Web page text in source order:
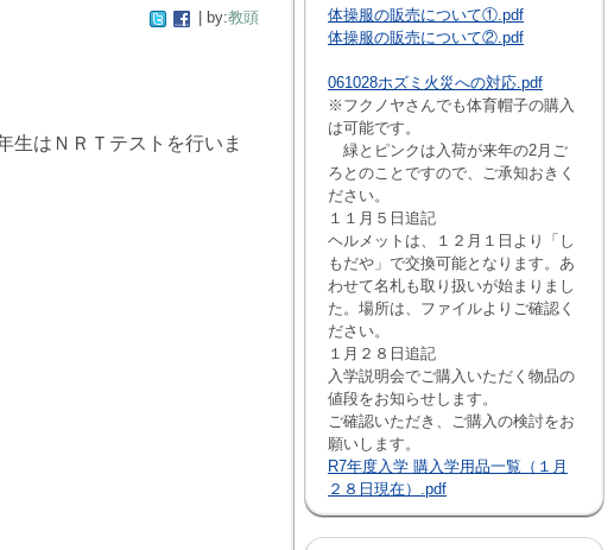
| by:教頭
はＮＲＴテストを行いま
体操服の販売について①.pdf
体操服の販売について②.pdf
061028ホズミ火災への対応.pdf
※フクノヤさんでも体育帽子の購入
は可能です。
緑とピンクは入荷が来年の2月ご
ろとのことですので、ご承知おきく
ださい。
１１月５日追記
ヘルメットは、１２月１日より「し
もだや」で交換可能となります。あ
わせて名札も取り扱いが始まりまし
た。場所は、ファイルよりご確認く
ださい。
１月２８日追記
入学説明会でご購入いただく物品の
値段をお知らせします。
ご確認いただき、ご購入の検討をお
願いします。
R7年度入学 購入学用品一覧（１月
２８日現在）.pdf